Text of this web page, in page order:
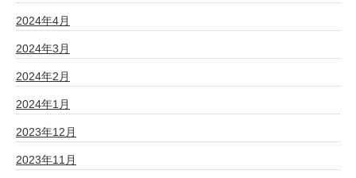
2024年4月
2024年3月
2024年2月
2024年1月
2023年12月
2023年11月